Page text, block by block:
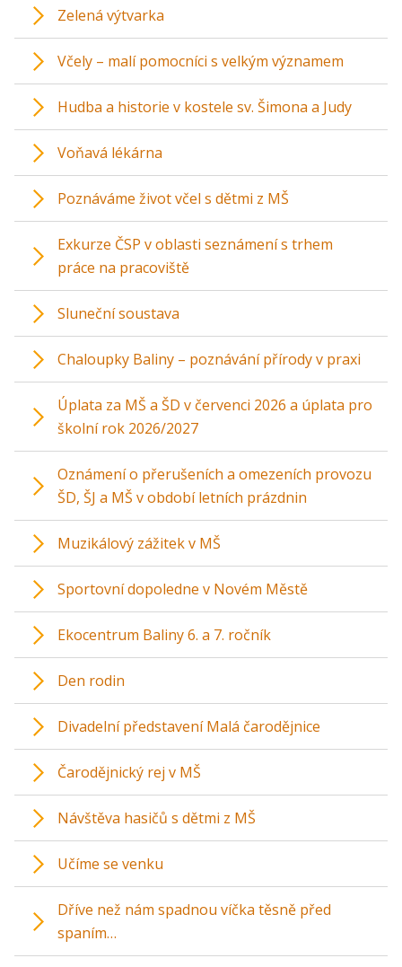
Zelená výtvarka
Včely – malí pomocníci s velkým významem
Hudba a historie v kostele sv. Šimona a Judy
Voňavá lékárna
Poznáváme život včel s dětmi z MŠ
Exkurze ČSP v oblasti seznámení s trhem
práce na pracoviště
Sluneční soustava
Chaloupky Baliny – poznávání přírody v praxi
Úplata za MŠ a ŠD v červenci 2026 a úplata pro
školní rok 2026/2027
Oznámení o přerušeních a omezeních provozu
ŠD, ŠJ a MŠ v období letních prázdnin
Muzikálový zážitek v MŠ
Sportovní dopoledne v Novém Městě
Ekocentrum Baliny 6. a 7. ročník
Den rodin
Divadelní představení Malá čarodějnice
Čarodějnický rej v MŠ
Návštěva hasičů s dětmi z MŠ
Učíme se venku
Dříve než nám spadnou víčka těsně před
spaním…